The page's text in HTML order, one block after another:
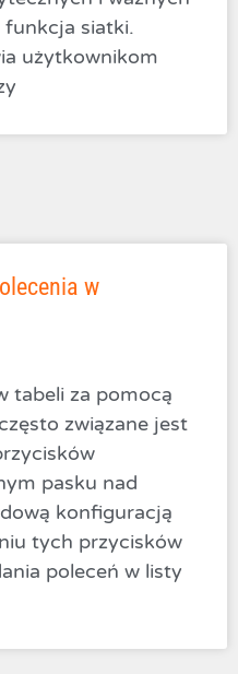
siatki.
użytkownikom
w
tabeli za pomocą
związane jest
pasku nad
konfiguracją
tych przycisków
poleceń w listy